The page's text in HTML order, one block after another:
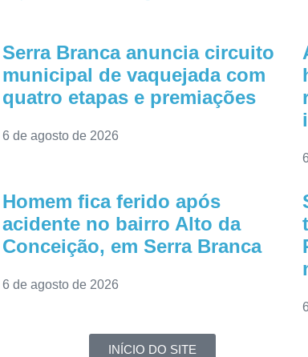
Serra Branca anuncia circuito
municipal de vaquejada com
quatro etapas e premiações
6 de agosto de 2026
Homem fica ferido após
acidente no bairro Alto da
Conceição, em Serra Branca
6 de agosto de 2026
INÍCIO DO SITE